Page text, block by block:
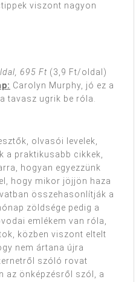
viszont nagyon
695 Ft (3,9 Ft/oldal)
Carolyn Murphy, jó ez a
tavasz ugrik be róla.
olvasói levelek,
a praktikusabb cikkek,
hogyan egyezzünk
hogy mikor jöjjön haza
összehasonlítják a
zöldsége pedig a
emlékem van róla,
közben viszont eltelt
nem ártana újra
szóló rovat
az önképzésről szól, a